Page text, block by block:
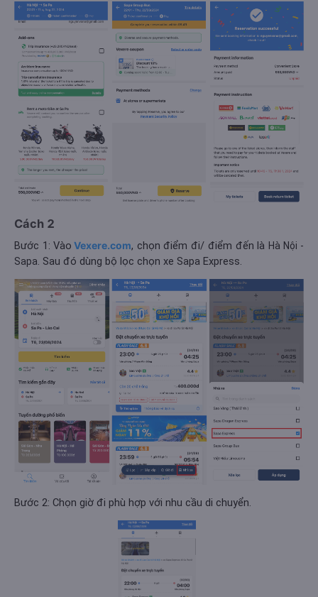
Cách 2
Bước 1: Vào Vexere.com, chọn điểm đi/ điểm đến là Hà Nội -
Sapa. Sau đó dùng bộ lọc chọn xe Sapa Express.
Bước 2: Chọn giờ đi phù hợp với nhu cầu di chuyển.